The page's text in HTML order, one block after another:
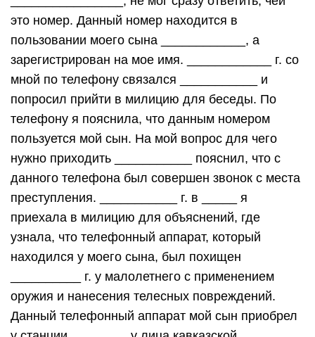
это номер. Данный номер находится в
пользовании моего сына ____________, а
зарегистрирован на мое имя. ____________ г. со
мной по телефону связался ___________ и
попросил прийти в милицию для беседы. По
телефону я пояснила, что данным номером
пользуется мой сын. На мой вопрос для чего
нужно приходить ___________ пояснил, что с
данного телефона был совершен звонок с места
преступления. ___________ г. в _____ я
приехала в милицию для объяснений, где
узнала, что телефонный аппарат, который
находился у моего сына, был похищен
__________ г. у малолетнего с применением
оружия и нанесения телесных повреждений.
Данный телефонный аппарат мой сын приобрел